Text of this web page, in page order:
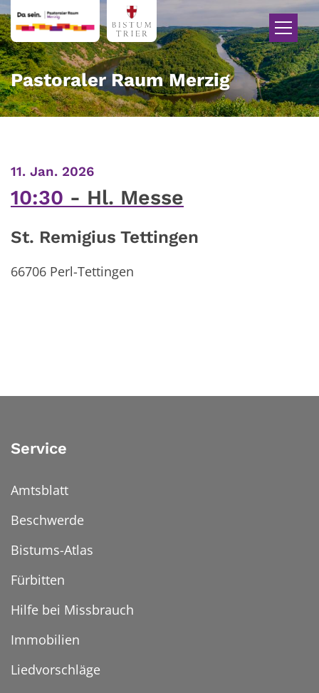
Zum Inhalt springen
Pastoraler Raum Merzig
11. Jan. 2026:
10:30 Hl. Messe
St. Remigius Tettingen
66706 Perl-Tettingen
Service
Amtsblatt
Beschwerde
Bistums-Atlas
Fürbitten
Hilfe bei Missbrauch
Immobilien
Liedvorschläge